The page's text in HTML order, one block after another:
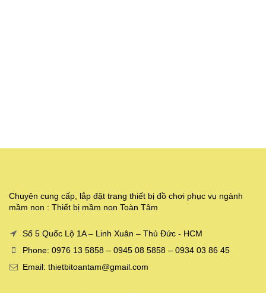
Chuyên cung cấp, lắp đặt trang thiết bị đồ chơi phục vụ ngành
mầm non : Thiết bị mầm non Toàn Tâm
Số 5 Quốc Lộ 1A – Linh Xuân – Thủ Đức - HCM
Phone: 0976 13 5858 – 0945 08 5858 – 0934 03 86 45
Email: thietbitoantam@gmail.com